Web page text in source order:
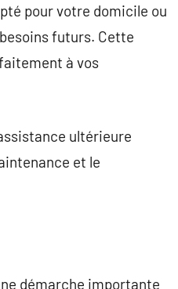
pour votre domicile ou
futurs. Cette
à vos
ultérieure
et le
démarche importante